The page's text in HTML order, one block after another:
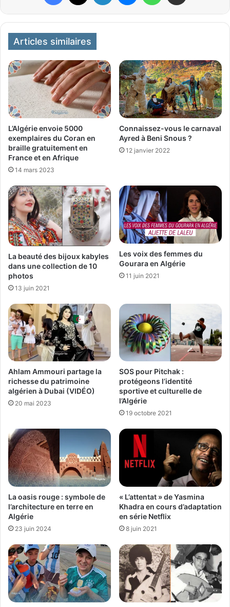
Articles similaires
L’Algérie envoie 5000
exemplaires du Coran en
braille gratuitement en
France et en Afrique
14 mars 2023
Connaissez-vous le carnaval
Ayred à Beni Snous ?
12 janvier 2022
La beauté des bijoux kabyles
dans une collection de 10
photos
13 juin 2021
Les voix des femmes du
Gourara en Algérie
11 juin 2021
Ahlam Ammouri partage la
richesse du patrimoine
algérien à Dubai (VIDÉO)
20 mai 2023
SOS pour Pitchak :
protégeons l’identité
sportive et culturelle de
l’Algérie
19 octobre 2021
La oasis rouge : symbole de
l’architecture en terre en
Algérie
23 juin 2024
« L’attentat » de Yasmina
Khadra en cours d’adaptation
en série Netflix
8 juin 2021